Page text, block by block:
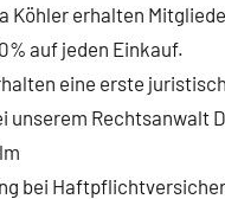
Köhler erhalten
auf jeden Einkauf.
eine erste
unserem Rechtsanwalt
bei